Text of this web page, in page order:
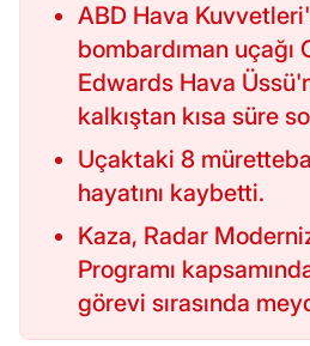
ABD Hava
bombardıman uçağı
Edwards Hava
kalkıştan kısa süre
Uçaktaki 8
hayatını kaybetti.
Kaza, Radar
Programı
görevi sırasında